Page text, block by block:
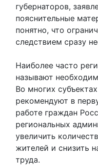
губернаторов,
пояснительные
понятно, что
следствием сразу
Наиболее часто
называют
Во многих
рекомендуют в
работе граждан
региональных
увеличить
жителей и снизить
труда.